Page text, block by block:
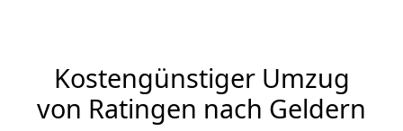
Kostengünstiger Umzug
von Ratingen nach Geldern